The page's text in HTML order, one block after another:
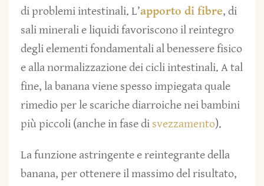
di problemi intestinali. L’apporto di fibre, di
sali minerali e liquidi favoriscono il reintegro
degli elementi fondamentali al benessere fisico
e alla normalizzazione dei cicli intestinali. A tal
fine, la banana viene spesso impiegata quale
rimedio per le scariche diarroiche nei bambini
più piccoli (anche in fase di svezzamento).
La funzione astringente e reintegrante della
banana, per ottenere il massimo del risultato,